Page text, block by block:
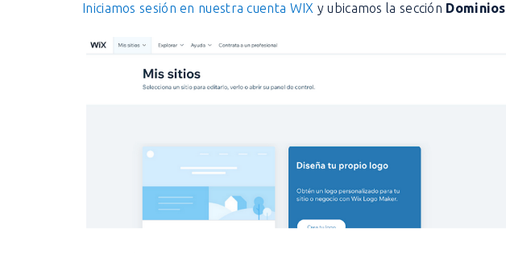
Iniciamos sesión en nuestra cuenta WIX y ubicamos la sección Dominios